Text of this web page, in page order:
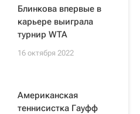
Блинкова впервые в
карьере выиграла
турнир WTA
16 октября 2022
Американская
теннисистка Гауфф